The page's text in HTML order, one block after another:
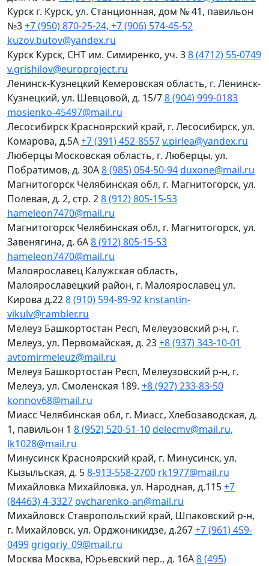
Курск г. Курск, ул. Станционная, дом № 41, павильон
№3+7 (950) 870-25-24, +7 (906) 574-45-52
kuzov.butov@yandex.ru
Курск Курск, СНТ им. Симиренко, уч. 38 (4712) 55-0749
v.grishilov@europroject.ru
Ленинск-Кузнецкий Кемеровская область, г. Ленинск-
Кузнецкий, ул. Шевцовой, д. 15/78 (904) 999-0183
mosienko-45497@mail.ru
Лесосибирск Красноярский край, г. Лесосибирск, ул.
Комарова, д.5А+7 (391) 452-8557v.pirlea@yandex.ru
Люберцы Московская область, г. Люберцы, ул.
Побратимов, д. 30А8 (985) 054-50-94duxone@mail.ru
Магнитогорск Челябинская обл, г. Магнитогорск, ул.
Полевая, д. 2, стр. 28 (912) 805-15-53
hameleon7470@mail.ru
Магнитогорск Челябинская обл, г. Магнитогорск, ул.
Завенягина, д. 6А8 (912) 805-15-53
hameleon7470@mail.ru
Малоярославец Калужская область,
Малоярославецкий район, г. Малоярославец ул.
Кирова д.228 (910) 594-89-92 knstantin-
vikulv@rambler.ru
Мелеуз Башкортостан Респ, Мелеузовский р-н, г.
Мелеуз, ул. Первомайская, д. 23+8 (937) 343-10-01
avtomirmeleuz@mail.ru
Мелеуз Башкортостан Респ, Мелеузовский р-н, г.
Мелеуз, ул. Смоленская 189. +8 (927) 233-83-50
konnov68@mail.ru
Миасс Челябинская обл, г. Миасс, Хлебозаводская, д.
1, павильон 1 8 (952) 520-51-10delecmv@mail.ru,
lk1028@mail.ru
Минусинск Красноярский край, г. Минусинск, ул.
Кызыльская, д. 58-913-558-2700 rk1977@mail.ru
Михайловка Михайловка, ул. Народная, д.115+7
(84463) 4-3327ovcharenko-an@mail.ru
Михайловск Ставропольский край, Шпаковский р-н,
г. Михайловск, ул. Орджоникидзе, д.267+7 (961) 459-
0499 grigoriy_09@mail.ru
Москва Москва, Юрьевский пер., д. 16А8 (495)